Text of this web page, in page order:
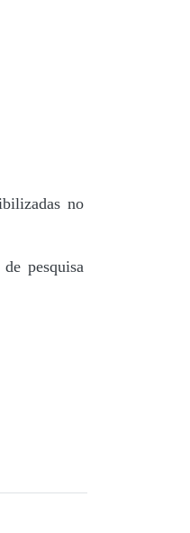
no
pesquisa